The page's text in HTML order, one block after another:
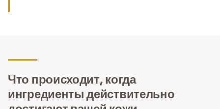
Что происходит, когда
ингредиенты действительно